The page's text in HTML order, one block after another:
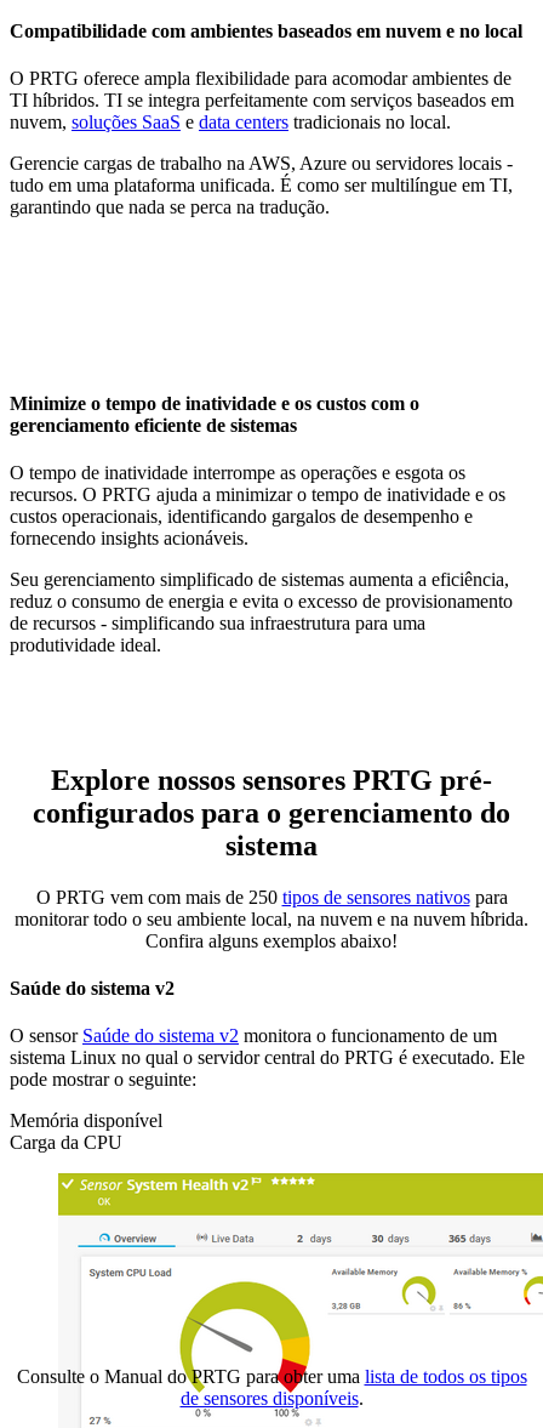
Compatibilidade com ambientes baseados em nuvem e no local
O PRTG oferece ampla flexibilidade para acomodar ambientes de
TI híbridos. TI se integra perfeitamente com serviços baseados em
nuvem, soluções SaaS e data centers tradicionais no local.
Gerencie cargas de trabalho na AWS, Azure ou servidores locais -
tudo em uma plataforma unificada. É como ser multilíngue em TI,
garantindo que nada se perca na tradução.
Minimize o tempo de inatividade e os custos com o
gerenciamento eficiente de sistemas
O tempo de inatividade interrompe as operações e esgota os
recursos. O PRTG ajuda a minimizar o tempo de inatividade e os
custos operacionais, identificando gargalos de desempenho e
fornecendo insights acionáveis.
Seu gerenciamento simplificado de sistemas aumenta a eficiência,
reduz o consumo de energia e evita o excesso de provisionamento
de recursos - simplificando sua infraestrutura para uma
produtividade ideal.
Explore nossos sensores PRTG pré-
configurados para o gerenciamento do
sistema
O PRTG vem com mais de 250 tipos de sensores nativospara
monitorar todo o seu ambiente local, na nuvem e na nuvem híbrida.
Confira alguns exemplos abaixo!
Saúde do sistema v2
O sensor Saúde do sistema v2 monitora o funcionamento de um
sistema Linux no qual o servidor central do PRTG é executado. Ele
pode mostrar o seguinte:
Memória disponível
Carga da CPU
Consulte o Manual do PRTG para obter uma lista de todos os tipos
de sensores disponíveis.